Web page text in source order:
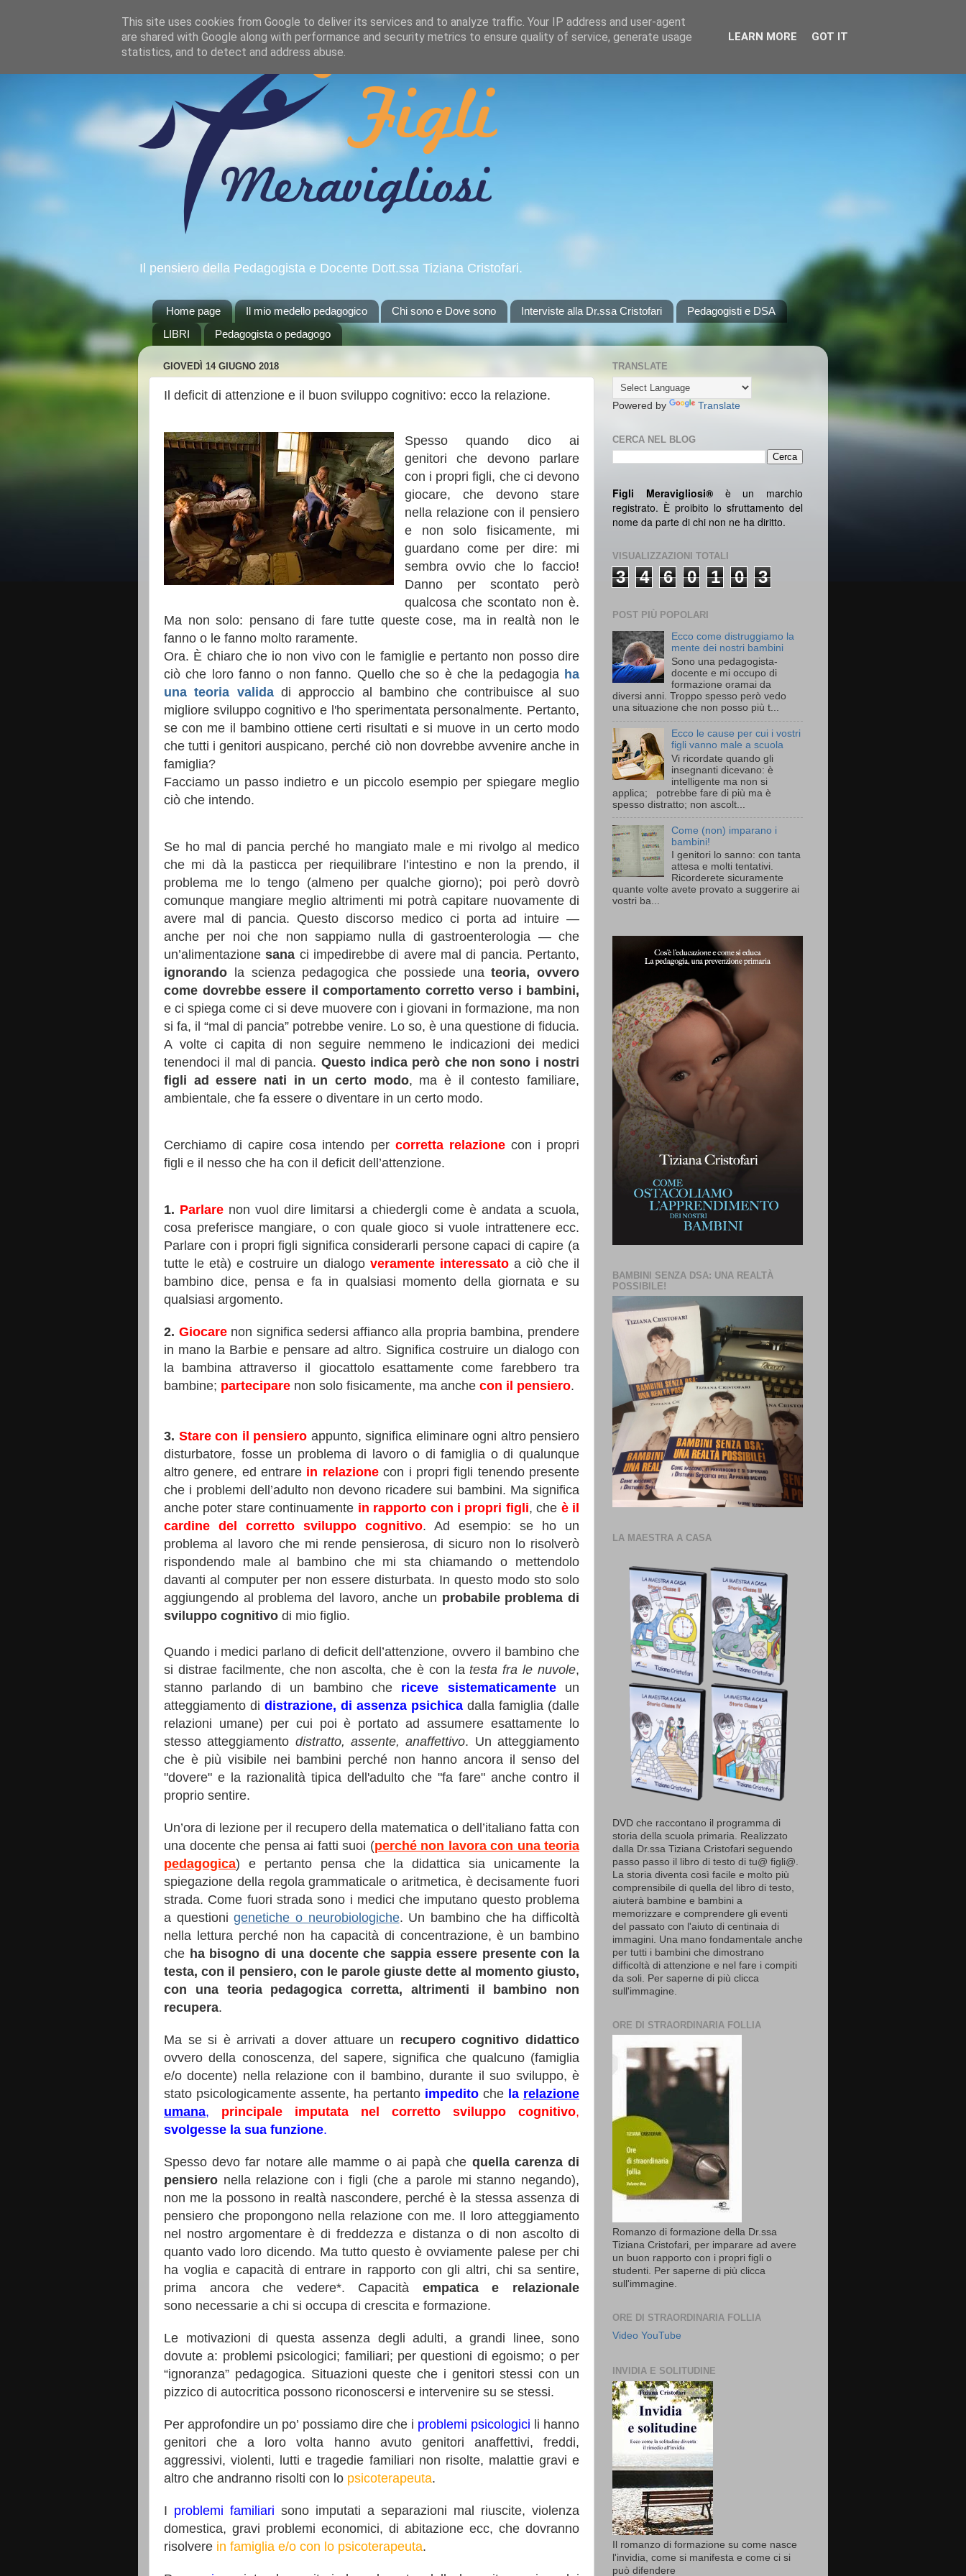
Il pensiero della Pedagogista e Docente Dott.ssa Tiziana Cristofari.
Home page Il mio medello pedagogico Chi sono e Dove sono Interviste alla Dr.ssa Cristofari
Pedagogisti e DSA
LIBRI
Pedagogista o pedagogo
GIOVEDÌ 14 GIUGNO 2018
Il deficit di attenzione e il buon sviluppo cognitivo: ecco la relazione.
Spesso quando dico ai
genitori che devono parlare
con i propri figli, che ci devono
giocare, che devono stare
nella relazione con il pensiero
e non solo fisicamente, mi
guardano come per dire: mi
sembra ovvio che lo faccio!
Danno per scontato però
qualcosa che scontato non è.
Ma non solo: pensano di fare tutte queste cose, ma in realtà non le
fanno o le fanno molto raramente.
Ora. È chiaro che io non vivo con le famiglie e pertanto non posso dire
ciò che loro fanno o non fanno. Quello che so è che la pedagogia ha
una teoria validadi approccio al bambino che contribuisce al suo
migliore sviluppo cognitivo e l'ho sperimentata personalmente. Pertanto,
se con me il bambino ottiene certi risultati e si muove in un certo modo
che tutti i genitori auspicano, perché ciò non dovrebbe avvenire anche in
famiglia?
Facciamo un passo indietro e un piccolo esempio per spiegare meglio
ciò che intendo.
Se ho mal di pancia perché ho mangiato male e mi rivolgo al medico
che mi dà la pasticca per riequilibrare l’intestino e non la prendo, il
problema me lo tengo (almeno per qualche giorno); poi però dovrò
comunque mangiare meglio altrimenti mi potrà capitare nuovamente di
avere mal di pancia. Questo discorso medico ci porta ad intuire —
anche per noi che non sappiamo nulla di gastroenterologia — che
un’alimentazionesana ci impedirebbe di avere mal di pancia. Pertanto,
ignorando la scienza pedagogica che possiede unateoria, ovvero
come dovrebbe essere il comportamento corretto verso i bambini,
e ci spiega come ci si deve muovere con i giovani in formazione, ma non
si fa, il “mal di pancia” potrebbe venire. Lo so, è una questione di fiducia.
A volte ci capita di non seguire nemmeno le indicazioni dei medici
tenendoci il mal di pancia. Questo indica però che non sono i nostri
figli ad essere nati in un certo modo, ma è il contesto familiare,
ambientale, che fa essere o diventare in un certo modo.
Cerchiamo di capire cosa intendo per corretta relazione con i propri
figli e il nesso che ha con il deficit dell’attenzione.
1. Parlare non vuol dire limitarsi a chiedergli come è andata a scuola,
cosa preferisce mangiare, o con quale gioco si vuole intrattenere ecc.
Parlare con i propri figli significa considerarli persone capaci di capire (a
tutte le età) e costruire un dialogo veramente interessatoa ciò che il
bambino dice, pensa e fa in qualsiasi momento della giornata e su
qualsiasi argomento.
2. Giocarenon significa sedersi affianco alla propria bambina, prendere
in mano la Barbie e pensare ad altro. Significa costruire un dialogo con
la bambina attraverso il giocattolo esattamente come farebbero tra
bambine; partecipare non solo fisicamente, ma anche con il pensiero.
3. Stare con il pensiero appunto, significa eliminare ogni altro pensiero
disturbatore, fosse un problema di lavoro o di famiglia o di qualunque
altro genere, ed entrare in relazionecon i propri figli tenendo presente
che i problemi dell’adulto non devono ricadere sui bambini. Ma significa
anche poter stare continuamente in rapporto con i propri figli, che è il
cardine del corretto sviluppo cognitivo. Ad esempio: se ho un
problema al lavoro che mi rende pensierosa, di sicuro non lo risolverò
rispondendo male al bambino che mi sta chiamando o mettendolo
davanti al computer per non essere disturbata. In questo modo sto solo
aggiungendo al problema del lavoro, anche un probabile problema di
sviluppo cognitivo di mio figlio.
Quando i medici parlano di deficit dell’attenzione, ovvero il bambino che
si distrae facilmente, che non ascolta, che è con latesta fra le nuvole,
stanno parlando di un bambino che riceve sistematicamente
un
atteggiamento di distrazione, di assenza psichica dalla famiglia (dalle
relazioni umane) per cui poi è portato ad assumere esattamente lo
stesso atteggiamento distratto, assente, anaffettivo. Un atteggiamento
che è più visibile nei bambini perché non hanno ancora il senso del
"dovere" e la razionalità tipica dell'adulto che "fa fare" anche contro il
proprio sentire.
Un’ora di lezione per il recupero della matematica o dell’italiano fatta con
una docente che pensa ai fatti suoi (perché non lavora con una teoria
pedagogica) e pertanto pensa che la didattica sia unicamente la
spiegazione della regola grammaticale o aritmetica, è decisamente fuori
strada. Come fuori strada sono i medici che imputano questo problema
a questionigenetiche o neurobiologiche. Un bambino che ha difficoltà
nella lettura perché non ha capacità di concentrazione, è un bambino
che ha bisogno di una docente che sappia essere presente con la
testa, con il pensiero, con le parole giuste dette al momento giusto,
con una teoria pedagogica corretta, altrimenti il bambino non
recupera.
Ma se si è arrivati a dover attuare un recupero cognitivo didattico
ovvero della conoscenza, del sapere, significa che qualcuno (famiglia
e/o docente) nella relazione con il bambino, durante il suo sviluppo, è
stato psicologicamente assente, ha pertanto impeditoche la relazione
umana, principale imputata nel corretto sviluppo cognitivo,
svolgesse la sua funzione.
Spesso devo far notare alle mamme o ai papà che quella carenza di
pensiero nella relazione con i figli (che a parole mi stanno negando),
non me la possono in realtà nascondere, perché è la stessa assenza di
pensiero che propongono nella relazione con me. Il loro atteggiamento
nel nostro argomentare è di freddezza e distanza o di non ascolto di
quanto vado loro dicendo. Ma tutto questo è ovviamente palese per chi
ha voglia e capacità di entrare in rapporto con gli altri, chi sa sentire,
prima ancora che vedere*. Capacità empatica e relazionale
sono necessarie a chi si occupa di crescita e formazione.
Le motivazioni di questa assenza degli adulti, a grandi linee, sono
dovute a: problemi psicologici; familiari; per questioni di egoismo; o per
“ignoranza” pedagogica. Situazioni queste che i genitori stessi con un
pizzico di autocritica possono riconoscersi e intervenire su se stessi.
Per approfondire un po’ possiamo dire che i problemi psicologici li hanno
genitori che a loro volta hanno avuto genitori anaffettivi, freddi,
aggressivi, violenti, lutti e tragedie familiari non risolte, malattie gravi e
altro che andranno risolti con lo psicoterapeuta.
I problemi familiari sono imputati a separazioni mal riuscite, violenza
domestica, gravi problemi economici, di abitazione ecc, che dovranno
risolvere in famiglia e/o con lo psicoterapeuta.
TRANSLATE
Powered by Translate
CERCA NEL BLOG
Figli Meravigliosi® è un marchio
registrato. È proibito lo sfruttamento del
nome da parte di chi non ne ha diritto.
VISUALIZZAZIONI TOTALI
3 4 6 0 1 0 3
POST PIÙ POPOLARI
Ecco come distruggiamo la
mente dei nostri bambini
Sono una pedagogista-
docente e mi occupo di
formazione oramai da
diversi anni. Troppo spesso però vedo
una situazione che non posso più t...
Ecco le cause per cui i vostri
figli vanno male a scuola
Vi ricordate quando gli
insegnanti dicevano: è
intelligente ma non si
applica; potrebbe fare di più ma è
spesso distratto; non ascolt...
Come (non) imparano i
bambini!
I genitori lo sanno: con tanta
attesa e molti tentativi.
Ricorderete sicuramente
quante volte avete provato a suggerire ai
vostri ba...
BAMBINI SENZA DSA: UNA REALTÀ
POSSIBILE!
LA MAESTRA A CASA
DVD che raccontano il programma di
storia della scuola primaria. Realizzato
dalla Dr.ssa Tiziana Cristofari seguendo
passo passo il libro di testo di tu@ figli@.
La storia diventa così facile e molto più
comprensibile di quella del libro di testo,
aiuterà bambine e bambini a
memorizzare e comprendere gli eventi
del passato con l'aiuto di centinaia di
immagini. Una mano fondamentale anche
per tutti i bambini che dimostrano
difficoltà di attenzione e nel fare i compiti
da soli. Per saperne di più clicca
sull'immagine.
ORE DI STRAORDINARIA FOLLIA
Romanzo di formazione della Dr.ssa
Tiziana Cristofari, per imparare ad avere
un buon rapporto con i propri figli o
studenti. Per saperne di più clicca
sull'immagine.
ORE DI STRAORDINARIA FOLLIA
Video YouTube
INVIDIA E SOLITUDINE
Il romanzo di formazione su come nasce
l'invidia, come si manifesta e come ci si
può difendere
This site uses cookies from Google to deliver its services and to analyze traffic. Your IP address and user-agent
are shared with Google along with performance and security metrics to ensure quality of service, generate usage
statistics, and to detect and address abuse.
LEARN MORE GOT IT